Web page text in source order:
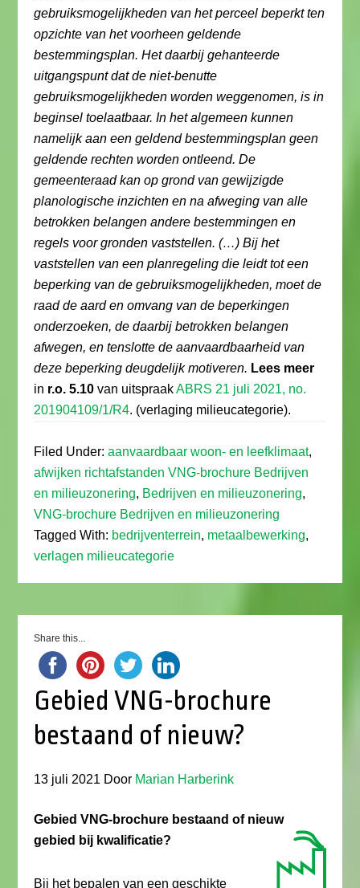
gebruiksmogelijkheden van het perceel beperkt ten
opzichte van het voorheen geldende
bestemmingsplan. Het daarbij gehanteerde
uitgangspunt dat de niet-benutte
gebruiksmogelijkheden worden weggenomen, is in
beginsel toelaatbaar. In het algemeen kunnen
namelijk aan een geldend bestemmingsplan geen
geldende rechten worden ontleend. De
gemeenteraad kan op grond van gewijzigde
planologische inzichten en na afweging van alle
betrokken belangen andere bestemmingen en
regels voor gronden vaststellen. (…) Bij het
vaststellen van een planregeling die leidt tot een
beperking van de gebruiksmogelijkheden, moet de
raad de aard en omvang van de beperkingen
onderzoeken, de daarbij betrokken belangen
afwegen, en tenslotte de aanvaardbaarheid van
deze beperking deugdelijk motiveren. Lees meer
in r.o. 5.10 van uitspraakABRS 21 juli 2021, no.
201904109/1/R4. (verlaging milieucategorie).
Filed Under:aanvaardbaar woon- en leefklimaat,
afwijken richtafstanden VNG-brochure Bedrijven
en milieuzonering, Bedrijven en milieuzonering,
VNG-brochure Bedrijven en milieuzonering
Tagged With: bedrijventerrein, metaalbewerking,
verlagen milieucategorie
Share this...
Gebied VNG-brochure
bestaand of nieuw?
13 juli 2021 Door Marian Harberink
Gebied VNG-brochure bestaand of nieuw
gebied bij kwalificatie?
Bij het bepalen van een geschikte